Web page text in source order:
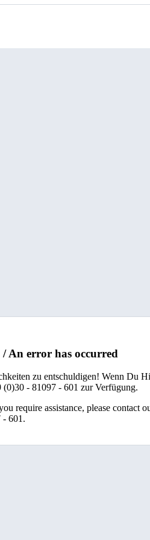
An error has occurred
zu entschuldigen! Wenn Du
- 81097 - 601 zur Verfügung.
require assistance, please contact
- 601.